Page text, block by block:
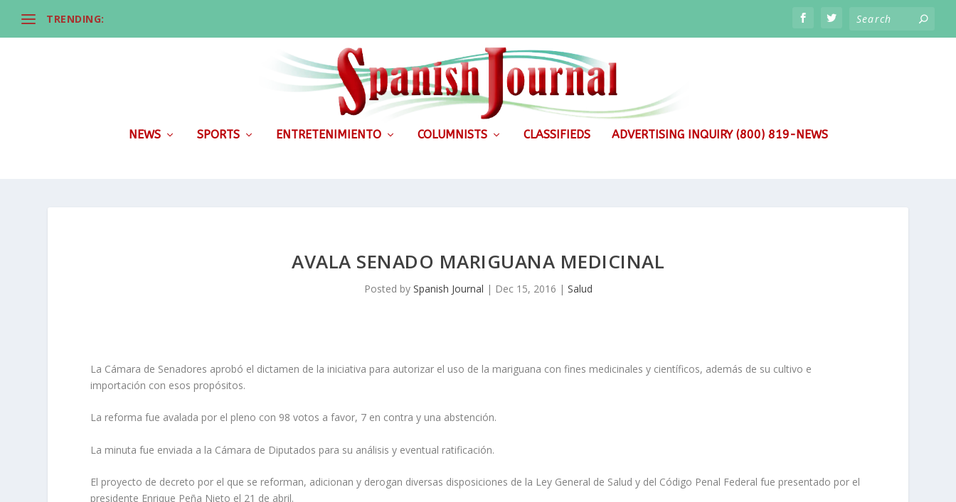
TRENDING:
NEWS SPORTS ENTRETENIMIENTO COLUMNISTS CLASSIFIEDS ADVERTISING INQUIRY (800) 819-NEWS
AVALA SENADO MARIGUANA MEDICINAL
Posted by Spanish Journal | Dec 15, 2016 | Salud
La Cámara de Senadores aprobó el dictamen de la iniciativa para autorizar el uso de la mariguana con fines medicinales y científicos, además de su cultivo e
importación con esos propósitos.
La reforma fue avalada por el pleno con 98 votos a favor, 7 en contra y una abstención.
La minuta fue enviada a la Cámara de Diputados para su análisis y eventual ratificación.
El proyecto de decreto por el que se reforman, adicionan y derogan diversas disposiciones de la Ley General de Salud y del Código Penal Federal fue presentado por el
presidente Enrique Peña Nieto el 21 de abril.